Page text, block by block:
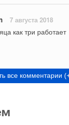
7 августа 2018
как три работает
все комментарии